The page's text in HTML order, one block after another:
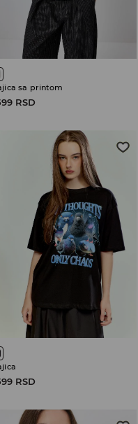
sa printom
RSD
RSD